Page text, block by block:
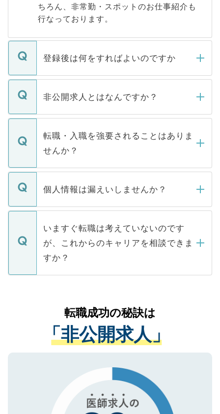
ちろん、非常勤・スポットのお仕事紹介も
行なっております。
登録後は何をすればよいのですか
ご登録いただきましたら、弊社担当者がご
登録内容を確認し、その後メールもしくは
ます。通常、5営業日以内にはご連絡をせて
いただきますので、しばらくお待ちくださ
非公開求人とはなんですか？
マイナビDOCTORで取り扱っている求人の
うち約3割は、Webサイトからご覧いただ
けない「非公開求人」です。非公開求人は
下記の理由によって、一般には公開してい
ません。
■応募殺到を避けるため 人気のある医療機
関を公にしてしまうと、応募が殺到する場
に、医療機関が求める条件に合った人材の
みを人材紹介会社に依頼するケースが増え
ています。
転職・入職を強要されることはありま
せんか？
転職・入職を強要することは一切ありませ
ん。また、仮に応募先から内定をいただい
定を承諾する必要はありません。内定先へ
の辞退の連絡はキャリアパートナーが行い
個人情報は漏えいしませんか？
個人情報が漏えいすることはありませんの
で、ご安心ください。当サイトからの登録
などで収集したご登録者様の個人情報は、
ご本人のキャリアアップおよび転職活動の
支援を目的に使用いたします。お預かりし
ているすべての個人データはご本人の許可
は、個人情報の取り扱いについての厳密な
管理基準を満たした事業者のみに付与され
る、プライバシーマークを取得済みです。
で、機密保持に関してもご安心ください。
いますぐ転職は考えていないのです
が、これからのキャリアを相談できま
すか？
かがいして、現在の医療機関の状況や紹介
経験をまじえながら、適切なアドバイスを
させていただきます。すぐにご転職をされ
ない方には、長期的なサポートが可能です
ので、まずはご登録ください。
転職成功の秘訣は
「非公開求人」